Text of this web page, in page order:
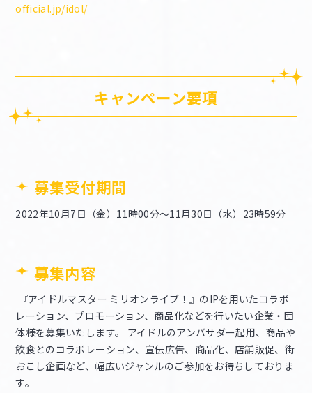
official.jp/idol/
キャンペーン要項
募集受付期間
2022年10月7日（金）11時00分～11月30日（水）23時59分
募集内容
『アイドルマスター ミリオンライブ！』のIPを用いたコラボ
レーション、プロモーション、商品化などを行いたい企業・団
体様を募集いたします。 アイドルのアンバサダー起用、商品や
飲食とのコラボレーション、宣伝広告、商品化、店舗販促、街
おこし企画など、幅広いジャンルのご参加をお待ちしておりま
す。